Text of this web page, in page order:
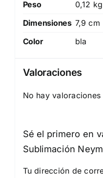
Peso
0,12 kg
Dimensiones 7,9 cm
Color
bla
Valoraciones
No hay valoraciones
Sé el primero en
Sublimación
Tu dirección de